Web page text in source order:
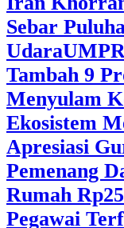
Sebar
Udara
Tambah 9
Menyulam
Ekosistem
Apresiasi
Pemenang
Rumah
Pegawai